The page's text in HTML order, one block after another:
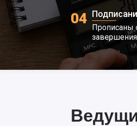
04
Прописаны
завершения